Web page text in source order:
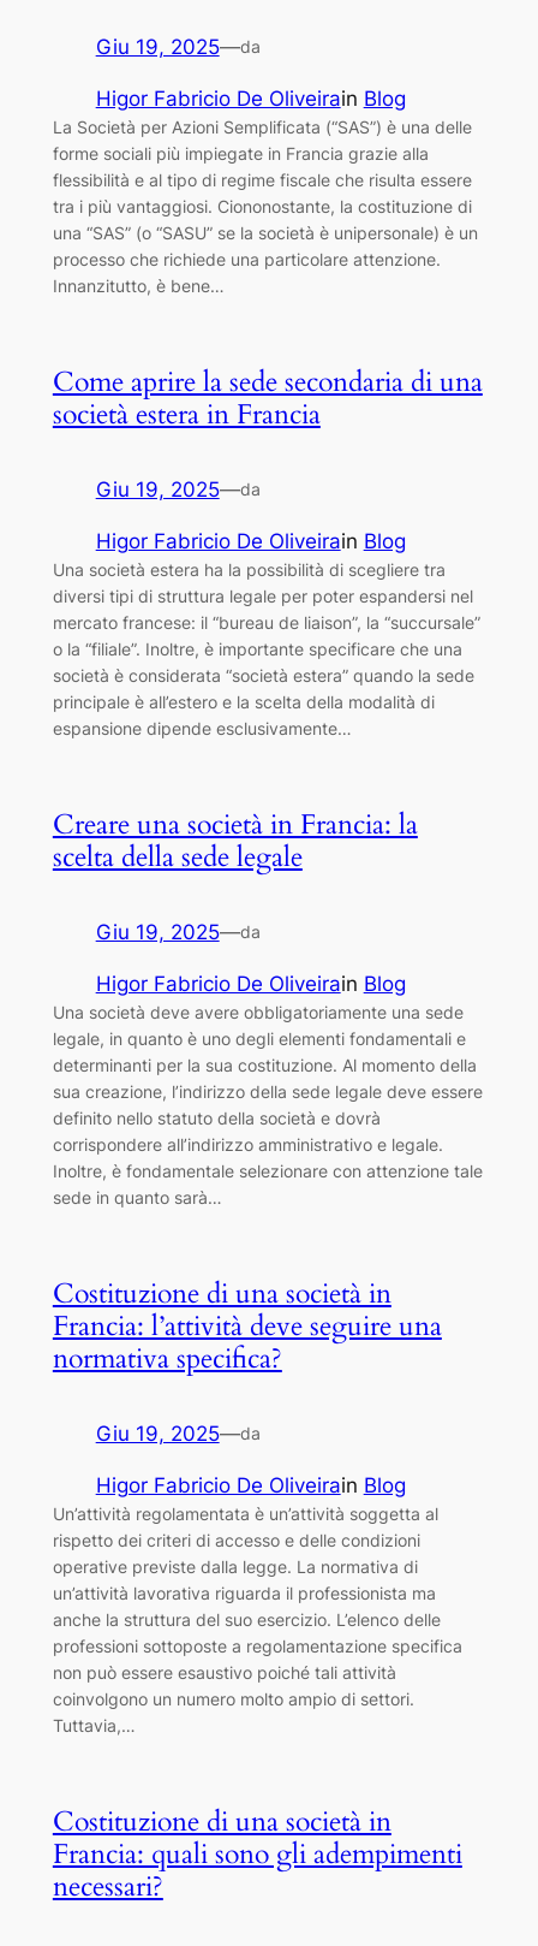
Giu 19, 2025—da
Higor Fabricio De Oliveirain Blog
La Società per Azioni Semplificata (“SAS”) è una delle
forme sociali più impiegate in Francia grazie alla
flessibilità e al tipo di regime fiscale che risulta essere
tra i più vantaggiosi. Ciononostante, la costituzione di
una “SAS” (o “SASU” se la società è unipersonale) è un
processo che richiede una particolare attenzione.
Innanzitutto, è bene…
Come aprire la sede secondaria di una
società estera in Francia
Giu 19, 2025—da
Higor Fabricio De Oliveirain Blog
Una società estera ha la possibilità di scegliere tra
diversi tipi di struttura legale per poter espandersi nel
mercato francese: il “bureau de liaison”, la “succursale”
o la “filiale”. Inoltre, è importante specificare che una
società è considerata “società estera” quando la sede
principale è all’estero e la scelta della modalità di
espansione dipende esclusivamente…
Creare una società in Francia: la
scelta della sede legale
Giu 19, 2025—da
Higor Fabricio De Oliveirain Blog
Una società deve avere obbligatoriamente una sede
legale, in quanto è uno degli elementi fondamentali e
determinanti per la sua costituzione. Al momento della
sua creazione, l’indirizzo della sede legale deve essere
definito nello statuto della società e dovrà
corrispondere all’indirizzo amministrativo e legale.
Inoltre, è fondamentale selezionare con attenzione tale
sede in quanto sarà…
Costituzione di una società in
Francia: l’attività deve seguire una
normativa specifica?
Giu 19, 2025—da
Higor Fabricio De Oliveirain Blog
Un’attività regolamentata è un’attività soggetta al
rispetto dei criteri di accesso e delle condizioni
operative previste dalla legge. La normativa di
un’attività lavorativa riguarda il professionista ma
anche la struttura del suo esercizio. L’elenco delle
professioni sottoposte a regolamentazione specifica
non può essere esaustivo poiché tali attività
coinvolgono un numero molto ampio di settori.
Tuttavia,…
Costituzione di una società in
Francia: quali sono gli adempimenti
necessari?